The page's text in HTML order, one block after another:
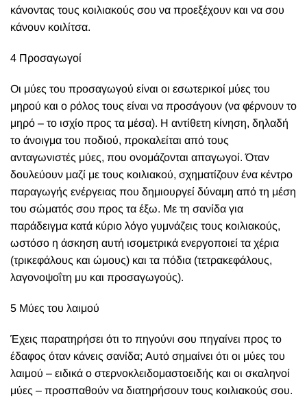
κάνοντας τους κοιλιακούς σου να προεξέχουν και να σου
κάνουν κοιλίτσα.
4 Προσαγωγοί
Οι μύες του προσαγωγού είναι οι εσωτερικοί μύες του
μηρού και ο ρόλος τους είναι να προσάγουν (να φέρνουν το
μηρό – το ισχίο προς τα μέσα). Η αντίθετη κίνηση, δηλαδή
το άνοιγμα του ποδιού, προκαλείται από τους
ανταγωνιστές μύες, που ονομάζονται απαγωγοί. Όταν
δουλεύουν μαζί με τους κοιλιακού, σχηματίζουν ένα κέντρο
παραγωγής ενέργειας που δημιουργεί δύναμη από τη μέση
του σώματός σου προς τα έξω. Με τη σανίδα για
παράδειγμα κατά κύριο λόγο γυμνάζεις τους κοιλιακούς,
ωστόσο η άσκηση αυτή ισομετρικά ενεργοποιεί τα χέρια
(τρικεφάλους και ώμους) και τα πόδια (τετρακεφάλους,
λαγονοψοΐτη μυ και προσαγωγούς).
5 Μύες του λαιμού
Έχεις παρατηρήσει ότι το πηγούνι σου πηγαίνει προς το
έδαφος όταν κάνεις σανίδα; Αυτό σημαίνει ότι οι μύες του
λαιμού – ειδικά ο στερνοκλειδομαστοειδής και οι σκαληνοί
μύες – προσπαθούν να διατηρήσουν τους κοιλιακούς σου.